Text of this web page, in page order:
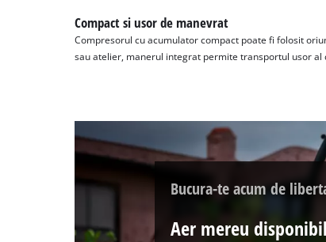
Compact si usor de manevrat
Compresorul cu acumulator compact poate fi folosit
sau atelier, manerul integrat permite transportul usor al
Bucura-te acum de
Aer mereu